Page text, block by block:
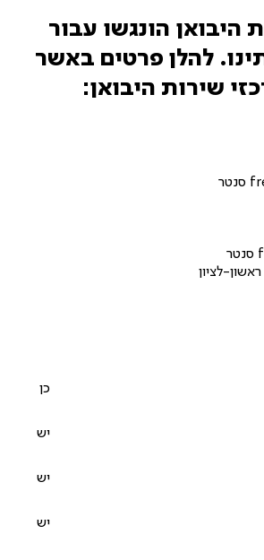
היבואן הונגשו עבור
להלן פרטים באשר
שירות היבואן:
לציון
כן
יש
יש
יש